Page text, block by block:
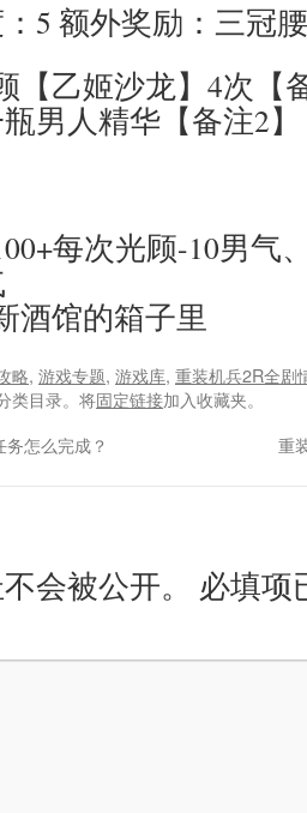
5 额外奖励：三冠
【乙姬沙龙】4次【
男人精华【备注2】
每次光顾-10男气
酒馆的箱子里
略, 游戏专题, 游戏库, 重装机兵2R全剧
类目录。将固定链接加入收藏夹。
务怎么完成？ 重
会被公开。 必填项